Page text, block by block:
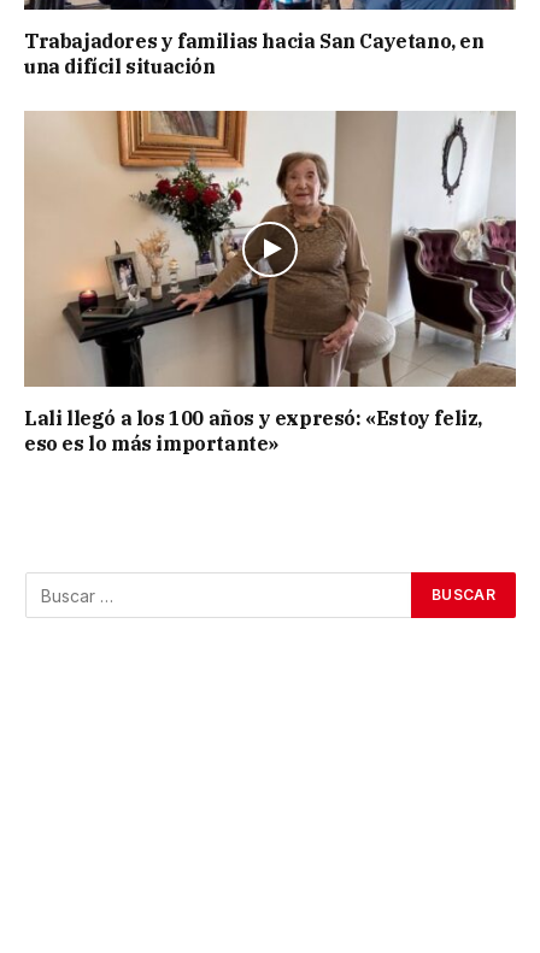
Trabajadores y familias hacia San Cayetano, en
una difícil situación
Lali llegó a los 100 años y expresó: «Estoy feliz,
eso es lo más importante»